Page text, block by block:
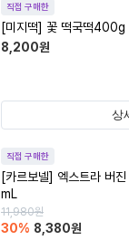
직접 구매한
[미지떡] 꽃 떡국떡400g
8,200원
상
직접 구매한
[카르보넬] 엑스트라 버
mL
11,980원
30% 8,380원